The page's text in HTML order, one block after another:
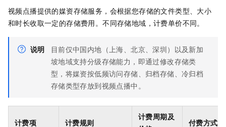
视频点播提供的媒资存储服务，会根据您存储的文件类型、大小
和时长收取一定的存储费用。不同存储地域，计费单价不同。
说明
目前仅中国内地（上海、北京、深圳）以及新加
坡地域支持分级存储能力，即通过修改存储类
型，将媒资按低频访问存储、归档存储、冷归档
存储类型存放到视频点播中。
计费项 计费规则
计费周期及
付费方式